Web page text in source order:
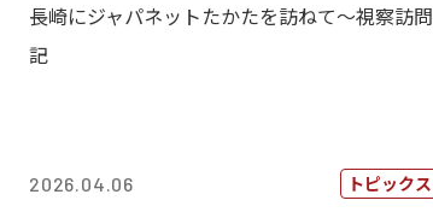
長崎にジャパネットたかたを訪ねて～視察訪問
記
2026.04.06 トピックス